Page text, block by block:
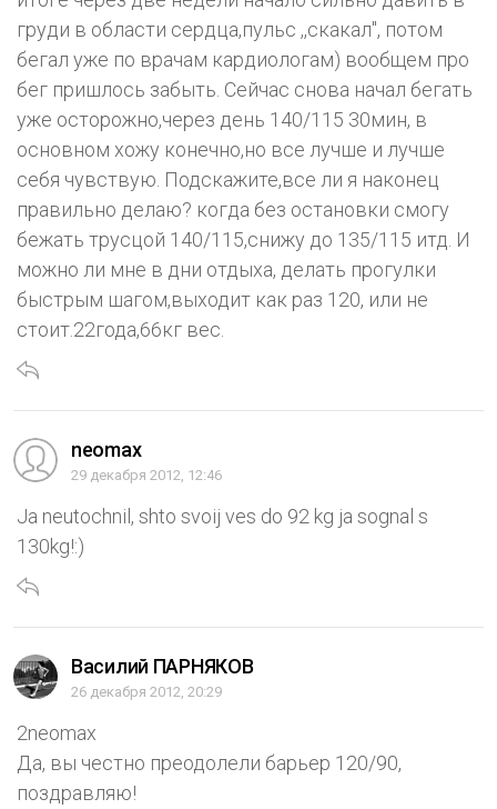
груди в области сердца,пульс ,,скакал", потом
бегал уже по врачам кардиологам) вообщем про
бег пришлось забыть. Сейчас снова начал бегать
уже осторожно,через день 140/115 30мин, в
основном хожу конечно,но все лучше и лучше
себя чувствую. Подскажите,все ли я наконец
правильно делаю? когда без остановки смогу
бежать трусцой 140/115,снижу до 135/115 итд. И
можно ли мне в дни отдыха, делать прогулки
быстрым шагом,выходит как раз 120, или не
стоит.22года,66кг вес.
neomax
29 декабря 2012, 12:46
Ja neutochnil, shto svoij ves do 92 kg ja sognal s
130kg!:)
Василий ПАРНЯКОВ
26 декабря 2012, 20:29
2neomax
Да, вы честно преодолели барьер 120/90,
поздравляю!